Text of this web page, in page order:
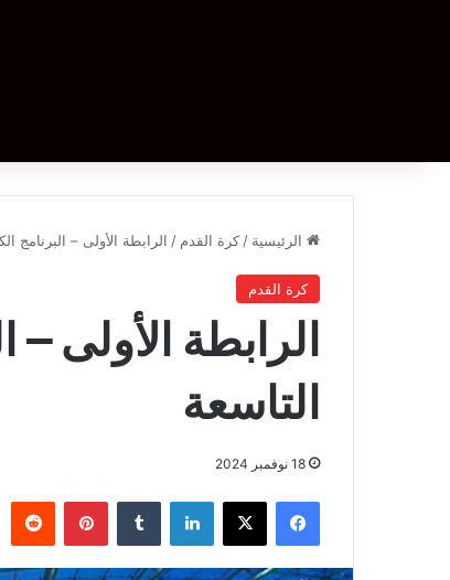
الرئيسية / كرة القدم / الرابطة الأولى – البرنامج
كرة القدم
الرابطة الأولى –
التاسعة
18 نوفمبر 2024
فيسبوك ‫X لينكدإن بينتيريست